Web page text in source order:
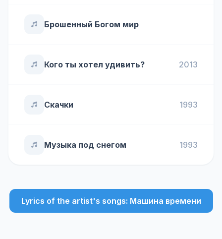
Брошенный Богом мир
Кого ты хотел удивить? 2013
Скачки 1993
Музыка под снегом 1993
Lyrics of the artist's songs: Машина времени